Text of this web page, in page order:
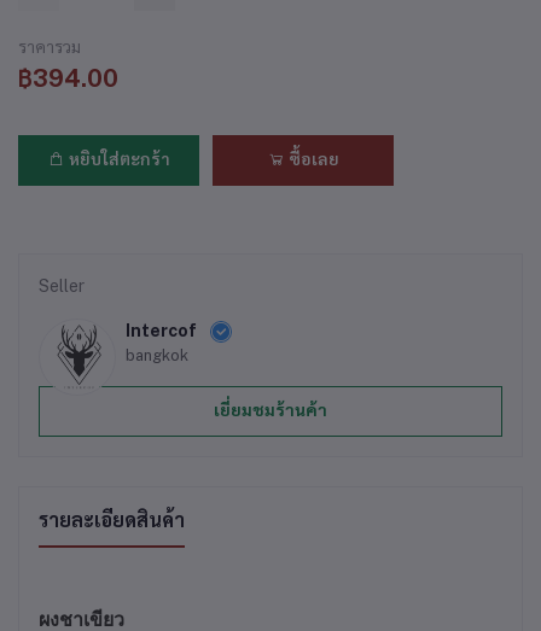
ราคารวม
฿394.00
หยิบใส่ตะกร้า ซื้อเลย
Seller
Intercof
bangkok
เยี่ยมชมร้านค้า
รายละเอียดสินค้า
ผงชาเขียว